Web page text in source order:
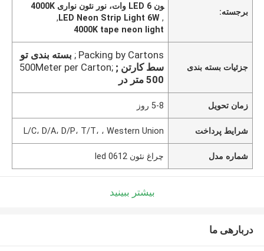
برجسته:
ون LED 6 وات، نور نئون نواری 4000K
,
LED Neon Strip Light 6W
,
4000K tape neon light
جزئیات بسته بندی
Packing by Cartons ;
بسته بندی تو
سط کارتن ; 500Meter per Carton;
500 متر در
زمان تحویل 5-8 روز
شرایط پرداخت L/C، D/A، D/P، T/T، ، Western Union
شماره مدل چراغ نئون led 0612
بیشتر ببینید
دربارهی ما